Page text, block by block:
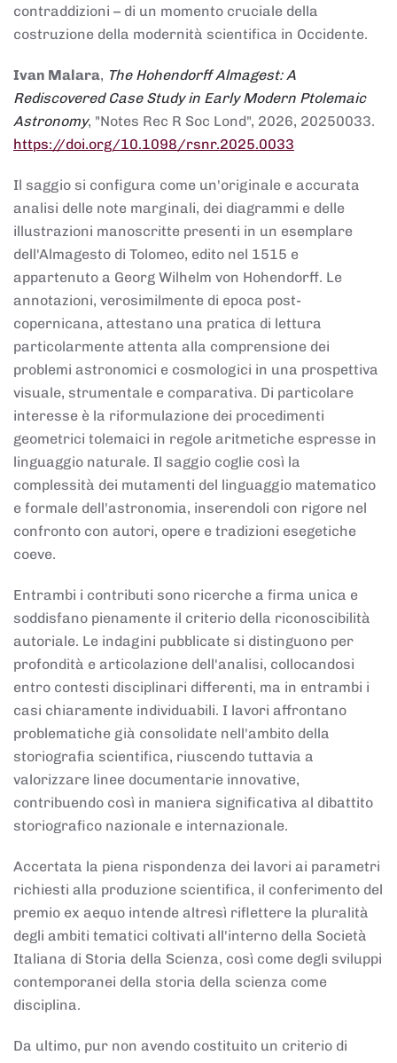
contraddizioni – di un momento cruciale della
costruzione della modernità scientifica in Occidente.
Ivan Malara, The Hohendorff Almagest: A
Rediscovered Case Study in Early Modern Ptolemaic
Astronomy, "Notes Rec R Soc Lond", 2026, 20250033.
https://doi.org/10.1098/rsnr.2025.0033
Il saggio si configura come un'originale e accurata
analisi delle note marginali, dei diagrammi e delle
illustrazioni manoscritte presenti in un esemplare
dell'Almagesto di Tolomeo, edito nel 1515 e
appartenuto a Georg Wilhelm von Hohendorff. Le
annotazioni, verosimilmente di epoca post-
copernicana, attestano una pratica di lettura
particolarmente attenta alla comprensione dei
problemi astronomici e cosmologici in una prospettiva
visuale, strumentale e comparativa. Di particolare
interesse è la riformulazione dei procedimenti
geometrici tolemaici in regole aritmetiche espresse in
linguaggio naturale. Il saggio coglie così la
complessità dei mutamenti del linguaggio matematico
e formale dell'astronomia, inserendoli con rigore nel
confronto con autori, opere e tradizioni esegetiche
coeve.
Entrambi i contributi sono ricerche a firma unica e
soddisfano pienamente il criterio della riconoscibilità
autoriale. Le indagini pubblicate si distinguono per
profondità e articolazione dell'analisi, collocandosi
entro contesti disciplinari differenti, ma in entrambi i
casi chiaramente individuabili. I lavori affrontano
problematiche già consolidate nell'ambito della
storiografia scientifica, riuscendo tuttavia a
valorizzare linee documentarie innovative,
contribuendo così in maniera significativa al dibattito
storiografico nazionale e internazionale.
Accertata la piena rispondenza dei lavori ai parametri
richiesti alla produzione scientifica, il conferimento del
premio ex aequo intende altresì riflettere la pluralità
degli ambiti tematici coltivati all'interno della Società
Italiana di Storia della Scienza, così come degli sviluppi
contemporanei della storia della scienza come
disciplina.
Da ultimo, pur non avendo costituito un criterio di